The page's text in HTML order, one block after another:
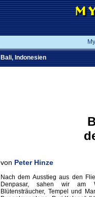
Bali, Indonesien
von Peter Hinze
Nach dem Ausstieg aus den
Denpasar, sahen wir am
Blütensträucher, Tempel und